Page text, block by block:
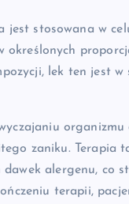
stosowana w
lek ten jest w
organizmu
zaniku. Terapia
alergenu, co
terapii,